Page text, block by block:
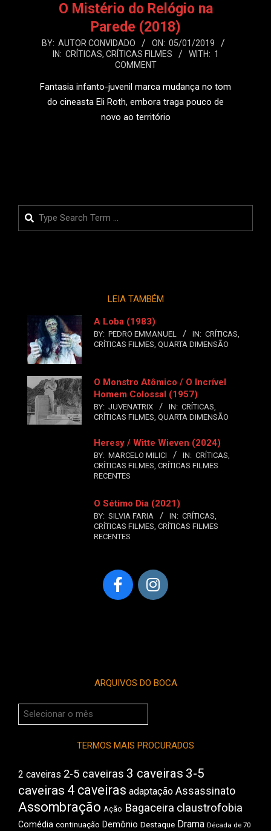
O Mistério do Relógio na
Parede (2018)
2019-
BY: AUTOR CONVIDADO ON: 05/01/2019
IN: CRÍTICAS, CRÍTICAS FILMES WITH: 1
COMMENT
Fantasia infanto-juvenil marca mudança no tom
do cineasta Eli Roth, embora traga pouco de
novo ao território
Search
LEIA TAMBÉM
A Loba (1983)
BY: PEDRO EMMANUEL IN: CRÍTICAS,
CRÍTICAS FILMES, QUARTA DIMENSÃO
O Monstro Atômico / O Incrível
Homem Colossal (1957)
BY: JUVENATRIX IN: CRÍTICAS,
CRÍTICAS FILMES, QUARTA DIMENSÃO
Heresy / Witte Wieven (2024)
BY: MARCELO MILICI IN: CRÍTICAS,
CRÍTICAS FILMES, CRÍTICAS FILMES
RECENTES
O Sétimo Dia (2021)
BY: SILVIA FARIA IN: CRÍTICAS,
CRÍTICAS FILMES, CRÍTICAS FILMES
RECENTES
ARQUIVOS DO BOCA
Arquivos
do
TERMOS MAIS PROCURADOS
2 caveiras 2-5 caveiras 3 caveiras 3-5
caveiras 4 caveiras adaptação Assassinato
Assombração Ação Bagaceira claustrofobia
Comédia continuação Demônio Destaque Drama Década de 70